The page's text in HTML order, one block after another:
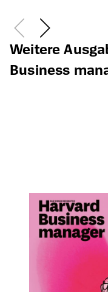
Weitere
Business